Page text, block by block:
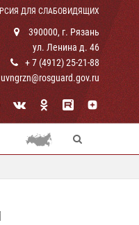
ДЛЯ СЛАБОВИДЯЩИХ
390000, г. Рязань
ул. Ленина д. 46
+ 7 (4912) 25-21-88
uvngrzn@rosguard.gov.ru